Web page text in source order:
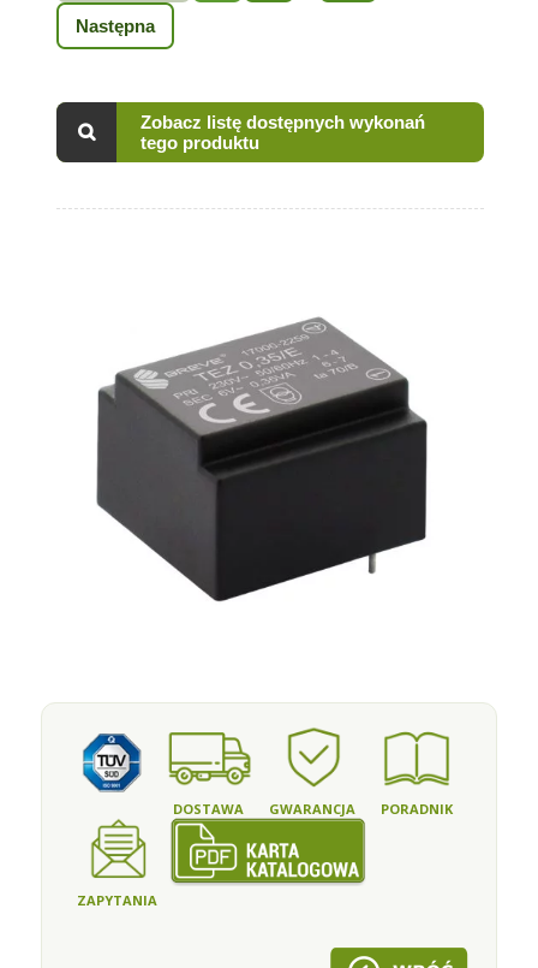
Następna
Zobacz listę dostępnych wykonań
tego produktu
DOSTAWA GWARANCJA PORADNIK
ZAPYTANIA